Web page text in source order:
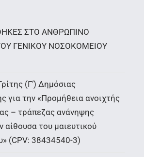
ΣΤΟ ΑΝΘΡΩΠΙΝΟ
ΓΕΝΙΚΟΥ ΝΟΣΟΚΟΜΕΙΟΥ
(Γ’) Δημόσιας
για την «Προμήθεια ανοιχτής
– τράπεζας ανάνηψης
αίθουσα του μαιευτικού
(CPV: 38434540-3)